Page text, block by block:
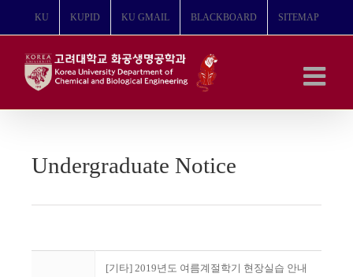
뛰
KU KUPID KU GMAIL BLACKBOARD SITEMAP
Undergraduate Notice
[기타] 2019년도 여름계절학기 현장실습 안내